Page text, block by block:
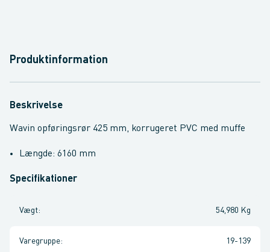
Produktinformation
Beskrivelse
Wavin opføringsrør 425 mm, korrugeret PVC med muffe
Længde: 6160 mm
Specifikationer
Vægt: 54,980 Kg
Varegruppe: 19-139